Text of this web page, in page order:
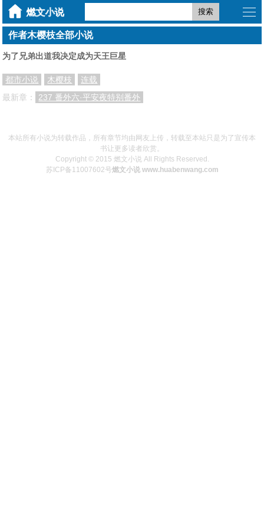
搜索
作者木樱枝全部小说
为了兄弟出道我决定成为天王巨星
都市小说 木樱枝
连载
最新章：
237 番外六·平安夜特别番外
本站所有小说为转载作品，所有章节均由网友上传，转载至本站只是为了宣传本
书让更多读者欣赏。
Copyright © 2015 燃文小说 All Rights Reserved.
苏ICP备11007602号燃文小说 www.huabenwang.com